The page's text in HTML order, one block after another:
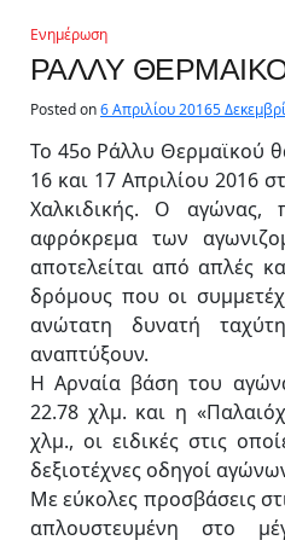
Ενημέρωση
ΡΑΛΛΥ
Posted on6 Απριλίου 20165
Το 45ο Ράλλυ Θερμαϊκού
16 και 17 Απριλίου 2016
Χαλκιδικής. Ο αγώνας,
αφρόκρεμα των
αποτελείται από απλές
δρόμους που οι
ανώτατη δυνατή
αναπτύξουν.
Η Αρναία βάση του
22.78 χλμ. και η
χλμ., οι ειδικές στις
δεξιοτέχνες οδηγοί
Με εύκολες προσβάσεις
απλουστευμένη στο